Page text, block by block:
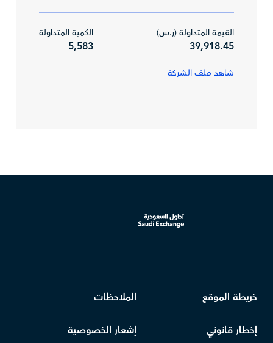
القيمة المتداولة (ر.س)
39,918.45
الكمية المتداولة
5,583
شاهد ملف الشركة
خريطة الموقع الملاحظات
إخطار قانوني إشعار الخصوصية